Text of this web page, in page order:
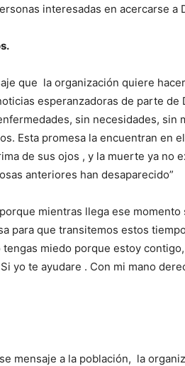
interesadas en acercarse a
que la organización quiere
esperanzadoras de parte de
sin necesidades, sin
Esta promesa la encuentran en
de sus ojos , y la muerte ya no
anteriores han desaparecido”
mientras llega ese
para que transitemos estos
tengas miedo porque estoy
yo te ayudare . Con mi mano
mensaje a la población, la